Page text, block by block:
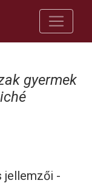
gyermek
jellemzői -